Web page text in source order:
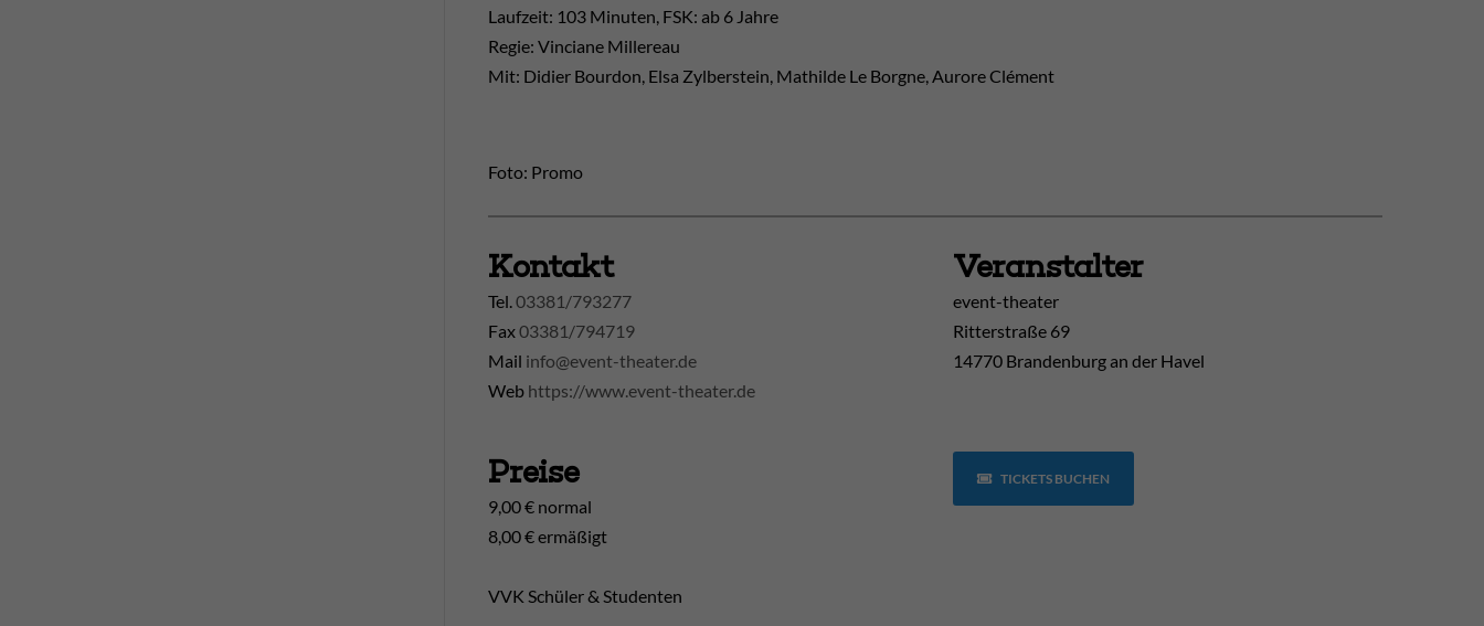
Laufzeit: 103 Minuten, FSK: ab 6 Jahre
Regie: Vinciane Millereau
Mit: Didier Bourdon, Elsa Zylberstein, Mathilde Le Borgne, Aurore Clément
Foto: Promo
Kontakt
Tel. 03381/793277
Fax03381/794719
Mail info@event-theater.de
Web https://www.event-theater.de
Veranstalter
event-theater
Ritterstraße 69
14770 Brandenburg an der Havel
Preise
9,00 € normal
8,00 € ermäßigt
VVK Schüler & Studenten
TICKETS BUCHEN